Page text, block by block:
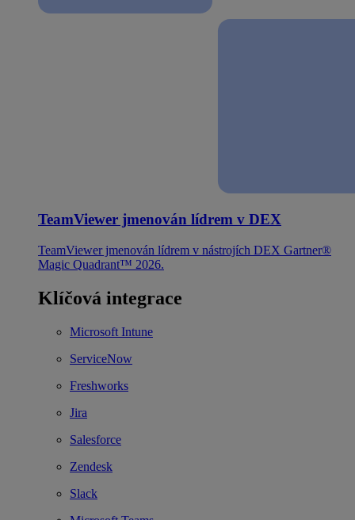
TeamViewer jmenován lídrem v DEX
TeamViewer jmenován lídrem v nástrojích DEX Gartner®
Magic Quadrant™ 2026.
Klíčová integrace
Microsoft Intune
ServiceNow
Freshworks
Jira
Salesforce
Zendesk
Slack